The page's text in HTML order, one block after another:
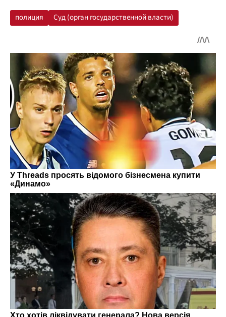
полиция Суд (орган государственной власти)